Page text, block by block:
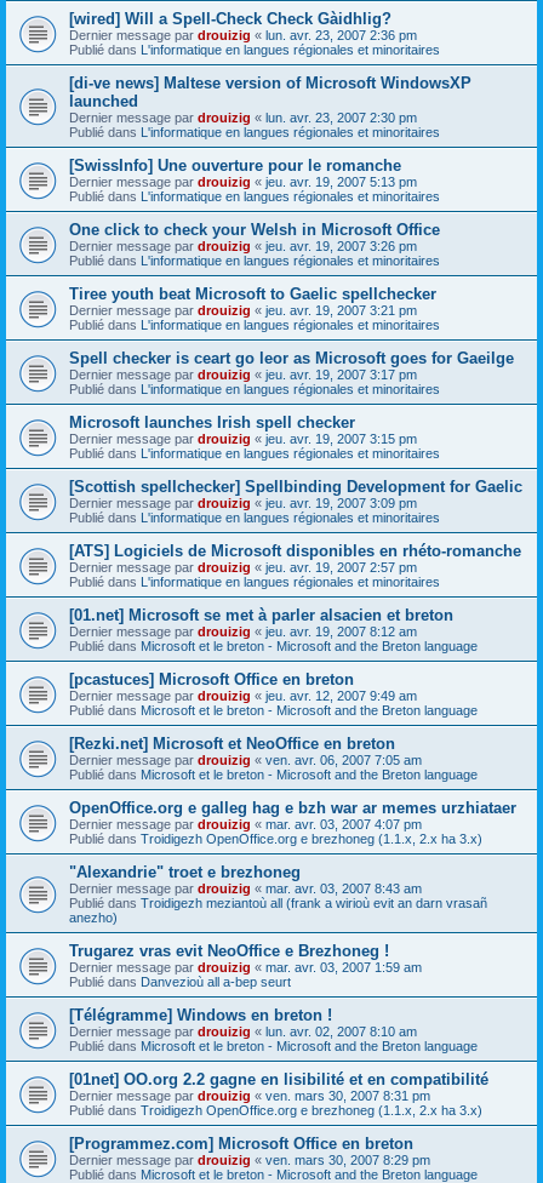
[wired] Will a Spell-Check Check Gàidhlig?
Dernier message par drouizig « lun. avr. 23, 2007 2:36 pm
Publié dans L'informatique en langues régionales et minoritaires
[di-ve news] Maltese version of Microsoft WindowsXP
launched
Dernier message par drouizig « lun. avr. 23, 2007 2:30 pm
Publié dans L'informatique en langues régionales et minoritaires
[SwissInfo] Une ouverture pour le romanche
Dernier message par drouizig « jeu. avr. 19, 2007 5:13 pm
Publié dans L'informatique en langues régionales et minoritaires
One click to check your Welsh in Microsoft Office
Dernier message par drouizig « jeu. avr. 19, 2007 3:26 pm
Publié dans L'informatique en langues régionales et minoritaires
Tiree youth beat Microsoft to Gaelic spellchecker
Dernier message par drouizig « jeu. avr. 19, 2007 3:21 pm
Publié dans L'informatique en langues régionales et minoritaires
Spell checker is ceart go leor as Microsoft goes for Gaeilge
Dernier message par drouizig « jeu. avr. 19, 2007 3:17 pm
Publié dans L'informatique en langues régionales et minoritaires
Microsoft launches Irish spell checker
Dernier message par drouizig « jeu. avr. 19, 2007 3:15 pm
Publié dans L'informatique en langues régionales et minoritaires
[Scottish spellchecker] Spellbinding Development for Gaelic
Dernier message par drouizig « jeu. avr. 19, 2007 3:09 pm
Publié dans L'informatique en langues régionales et minoritaires
[ATS] Logiciels de Microsoft disponibles en rhéto-romanche
Dernier message par drouizig « jeu. avr. 19, 2007 2:57 pm
Publié dans L'informatique en langues régionales et minoritaires
[01.net] Microsoft se met à parler alsacien et breton
Dernier message par drouizig « jeu. avr. 19, 2007 8:12 am
Publié dans Microsoft et le breton - Microsoft and the Breton language
[pcastuces] Microsoft Office en breton
Dernier message par drouizig « jeu. avr. 12, 2007 9:49 am
Publié dans Microsoft et le breton - Microsoft and the Breton language
[Rezki.net] Microsoft et NeoOffice en breton
Dernier message par drouizig « ven. avr. 06, 2007 7:05 am
Publié dans Microsoft et le breton - Microsoft and the Breton language
OpenOffice.org e galleg hag e bzh war ar memes urzhiataer
Dernier message par drouizig « mar. avr. 03, 2007 4:07 pm
Publié dans Troidigezh OpenOffice.org e brezhoneg (1.1.x, 2.x ha 3.x)
"Alexandrie" troet e brezhoneg
Dernier message par drouizig « mar. avr. 03, 2007 8:43 am
Publié dans Troidigezh meziantoù all (frank a wirioù evit an darn vrasañ
anezho)
Trugarez vras evit NeoOffice e Brezhoneg !
Dernier message par drouizig « mar. avr. 03, 2007 1:59 am
Publié dans Danvezioù all a-bep seurt
[Télégramme] Windows en breton !
Dernier message par drouizig « lun. avr. 02, 2007 8:10 am
Publié dans Microsoft et le breton - Microsoft and the Breton language
[01net] OO.org 2.2 gagne en lisibilité et en compatibilité
Dernier message par drouizig « ven. mars 30, 2007 8:31 pm
Publié dans Troidigezh OpenOffice.org e brezhoneg (1.1.x, 2.x ha 3.x)
[Programmez.com] Microsoft Office en breton
Dernier message par drouizig « ven. mars 30, 2007 8:29 pm
Publié dans Microsoft et le breton - Microsoft and the Breton language